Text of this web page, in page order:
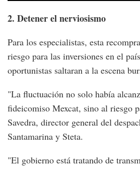
2. Detener el nerviosismo
Para los especialistas, esta
riesgo para las inversiones en el
oportunistas saltaran a la escena
"La fluctuación no solo había
fideicomiso Mexcat, sino al riesgo
Savedra, director general del
Santamarina y Steta.
"El gobierno está tratando de